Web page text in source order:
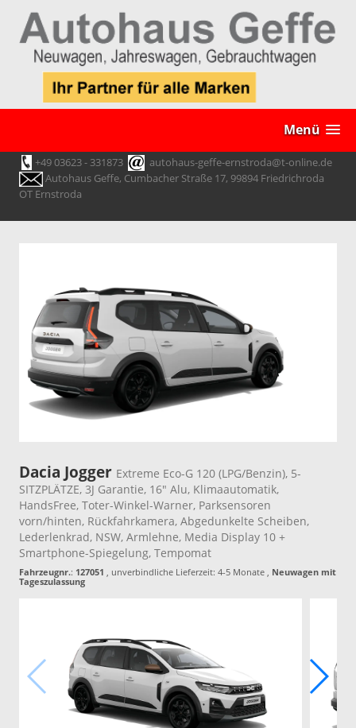
Menü
+49 03623 - 331873
autohaus-geffe-ernstroda@t-online.de
Autohaus Geffe, Cumbacher Straße 17, 99894 Friedrichroda
OT Ernstroda
Dacia Jogger Extreme Eco-G 120 (LPG/Benzin), 5-
SITZPLÄTZE, 3J Garantie, 16" Alu, Klimaautomatik,
HandsFree, Toter-Winkel-Warner, Parksensoren
vorn/hinten, Rückfahrkamera, Abgedunkelte Scheiben,
Lederlenkrad, NSW, Armlehne, Media Display 10 +
Smartphone-Spiegelung, Tempomat
Fahrzeugnr.: 127051 , unverbindliche Lieferzeit: 4-5 Monate , Neuwagen mit
Tageszulassung